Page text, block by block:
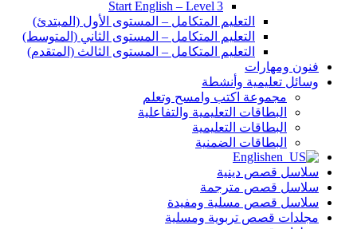
Start English – Level 3
التعليم المتكامل – المستوى الأول (المبتدئ)
التعليم المتكامل – المستوى الثاني (المتوسط)
التعليم المتكامل – المستوى الثالث (المتقدم)
فنون ومهارات
وسائل تعليمية وأنشطة
مجموعة اكتب وامسح وتعلم
البطاقات التعليمية والتفاعلية
البطاقات التعليمية
البطاقات الضمنية
English
سلاسل قصص دينية
سلاسل قصص مترجمة
سلاسل قصص مسلية ومفيدة
مجلدات قصص تربوية ومسلية